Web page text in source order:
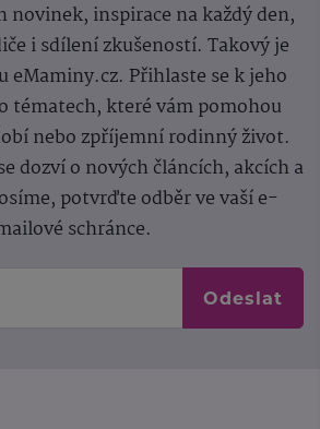
novinek, inspirace na každý den,
i sdílení zkušeností. Takový je
eMaminy.cz. Přihlaste se k jeho
tématech, které vám pomohou
nebo zpříjemní rodinný život.
dozví o nových článcích, akcích a
potvrďte odběr ve vaší e-
schránce.
Odeslat